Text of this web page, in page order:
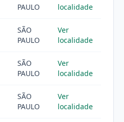
PAULO
localidade
SÃO
PAULO
Ver
localidade
SÃO
PAULO
Ver
localidade
SÃO
PAULO
Ver
localidade